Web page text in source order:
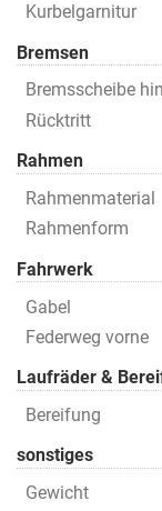
Kurbelgarnitur
Bremsen
Bremsscheibe
Rücktritt
Rahmen
Rahmenmaterial
Rahmenform
Fahrwerk
Gabel
Federweg vorne
Laufräder &
Bereifung
sonstiges
Gewicht